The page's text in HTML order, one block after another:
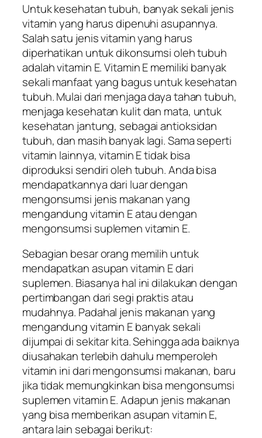
Untuk kesehatan tubuh, banyak sekali jenis
vitamin yang harus dipenuhi asupannya.
Salah satu jenis vitamin yang harus
diperhatikan untuk dikonsumsi oleh tubuh
adalah vitamin E. Vitamin E memiliki banyak
sekali manfaat yang bagus untuk kesehatan
tubuh. Mulai dari menjaga daya tahan tubuh,
menjaga kesehatan kulit dan mata, untuk
kesehatan jantung, sebagai antioksidan
tubuh, dan masih banyak lagi. Sama seperti
vitamin lainnya, vitamin E tidak bisa
diproduksi sendiri oleh tubuh. Anda bisa
mendapatkannya dari luar dengan
mengonsumsi jenis makanan yang
mengandung vitamin E atau dengan
mengonsumsi suplemen vitamin E.
Sebagian besar orang memilih untuk
mendapatkan asupan vitamin E dari
suplemen. Biasanya hal ini dilakukan dengan
pertimbangan dari segi praktis atau
mudahnya. Padahal jenis makanan yang
mengandung vitamin E banyak sekali
dijumpai di sekitar kita. Sehingga ada baiknya
diusahakan terlebih dahulu memperoleh
vitamin ini dari mengonsumsi makanan, baru
jika tidak memungkinkan bisa mengonsumsi
suplemen vitamin E. Adapun jenis makanan
yang bisa memberikan asupan vitamin E,
antara lain sebagai berikut: